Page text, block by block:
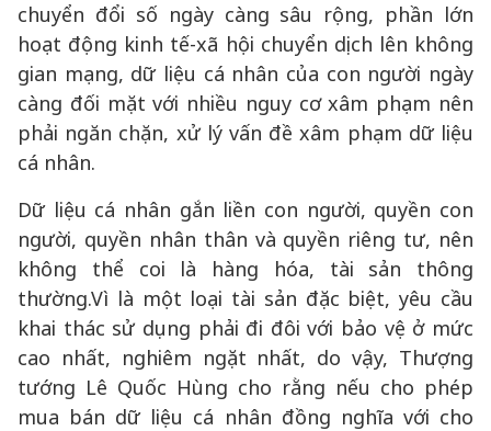
chuyển đổi số ngày càng sâu rộng, phần lớn
hoạt động kinh tế-xã hội chuyển dịch lên không
gian mạng, dữ liệu cá nhân của con người ngày
càng đối mặt với nhiều nguy cơ xâm phạm nên
phải ngăn chặn, xử lý vấn đề xâm phạm dữ liệu
cá nhân.
Dữ liệu cá nhân gắn liền con người, quyền con
người, quyền nhân thân và quyền riêng tư, nên
không thể coi là hàng hóa, tài sản thông
thường.Vì là một loại tài sản đặc biệt, yêu cầu
khai thác sử dụng phải đi đôi với bảo vệ ở mức
cao nhất, nghiêm ngặt nhất, do vậy, Thượng
tướng Lê Quốc Hùng cho rằng nếu cho phép
mua bán dữ liệu cá nhân đồng nghĩa với cho